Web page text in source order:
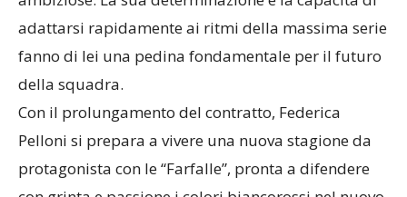
ambiziose. La sua determinazione e la capacità di
adattarsi rapidamente ai ritmi della massima serie
fanno di lei una pedina fondamentale per il futuro
della squadra.
Con il prolungamento del contratto, Federica
Pelloni si prepara a vivere una nuova stagione da
protagonista con le “Farfalle”, pronta a difendere